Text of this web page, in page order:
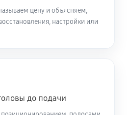
цену и объясняем,
настройки или
до подачи